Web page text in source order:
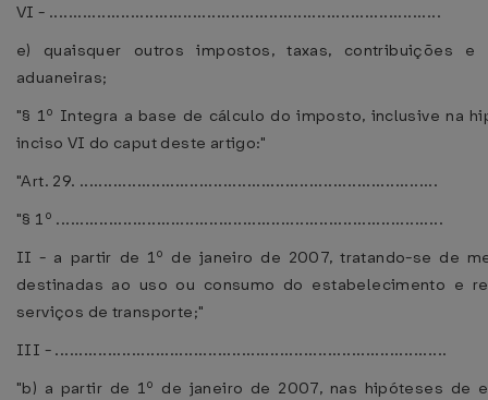
VI - ..................................................................................
e) quaisquer outros impostos, taxas, contribuições e
aduaneiras;
"§ 1º Integra a base de cálculo do imposto, inclusive na
inciso VI do caput deste artigo:"
"Art. 29. ...........................................................................
"§ 1º .................................................................................
II - a partir de 1º de janeiro de 2007, tratando-se de
destinadas ao uso ou consumo do estabelecimento e
serviços de transporte;"
III - ..................................................................................
"b) a partir de 1º de janeiro de 2007, nas hipóteses de